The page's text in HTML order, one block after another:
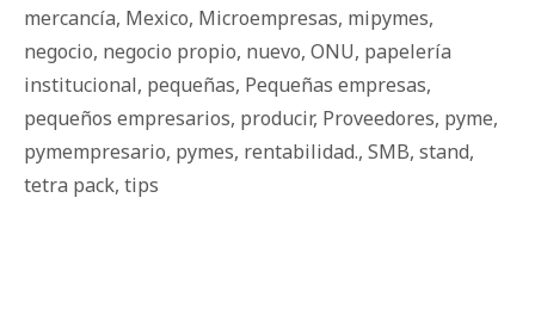
mercancía, Mexico, Microempresas, mipymes,
negocio, negocio propio, nuevo, ONU, papelería
institucional, pequeñas, Pequeñas empresas,
pequeños empresarios, producir, Proveedores, pyme,
pymempresario, pymes, rentabilidad., SMB, stand,
tetra pack, tips